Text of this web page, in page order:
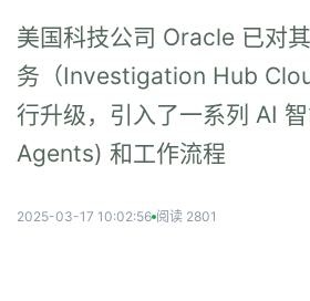
美国科技公司 Oracle 已对
务（Investigation Hub
行升级，引入了一系列 AI
Agents) 和工作流程
2025-03-17 10:02:56 阅读 2801